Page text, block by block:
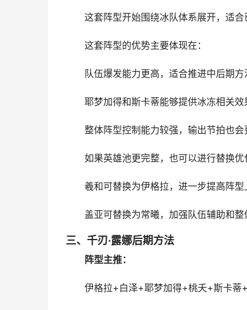
这套阵型开始围绕冰队体系展开，适合
这套阵型的优势主要体现在：
队伍爆发能力更高，适合推进中后期方
耶梦加得和斯卡蒂能够提供冰冻相关效
整体阵型控制能力较强，输出节拍也会
如果英雄池更完整，也可以进行替换优
羲和可替换为伊格拉，进一步提高阵型
盖亚可替换为常曦，加强队伍辅助和整
三、千刃·露娜后期方法
阵型主推：
伊格拉+白泽+耶梦加得+桃夭+斯卡蒂+